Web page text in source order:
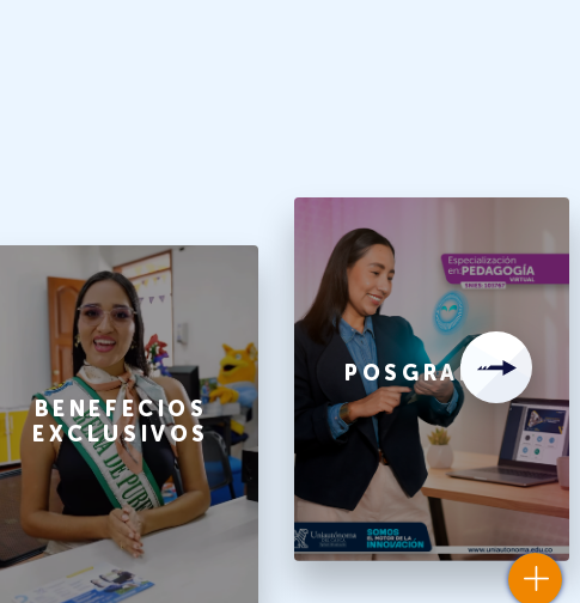
BENEFECIOS
EXCLUSIVOS
POSGRADOS